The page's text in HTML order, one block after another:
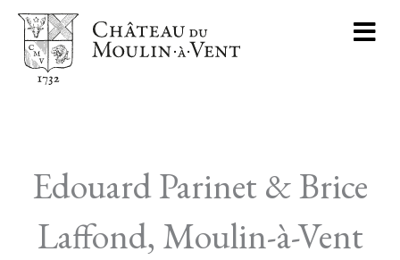
Aller
contenu
Edouard Parinet & Brice
Laffond, Moulin-à-Vent